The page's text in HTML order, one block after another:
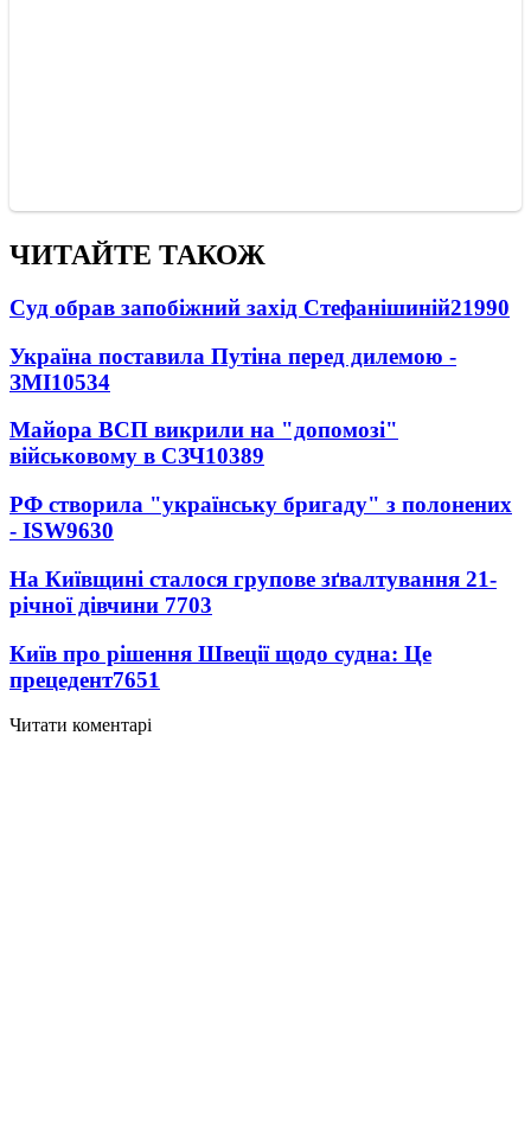
ЧИТАЙТЕ ТАКОЖ
Суд обрав запобіжний захід Стефанішиній21990
Україна поставила Путіна перед дилемою -
ЗМІ10534
Майора ВСП викрили на "допомозі"
військовому в СЗЧ10389
РФ створила "українську бригаду" з полонених
- ISW9630
На Київщині сталося групове зґвалтування 21-
річної дівчини 7703
Київ про рішення Швеції щодо судна: Це
прецедент7651
Читати коментарі